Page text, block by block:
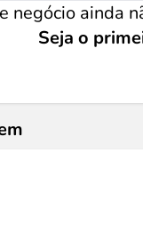
negócio ainda
Seja o